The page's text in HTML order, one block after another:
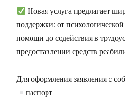
Новая услуга предлагает
поддержки: от
помощи до содействия в
предоставлении средств
Для оформления заявления с
паспорт